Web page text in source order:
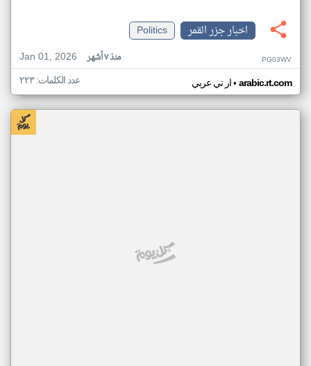
اخبار جزر القمر
Politics
Jan 01, 2026
منذ ٧ أشهر PG03WV
ار تي عربي• arabic.rt.com عدد الكلمات: ٢٢٣